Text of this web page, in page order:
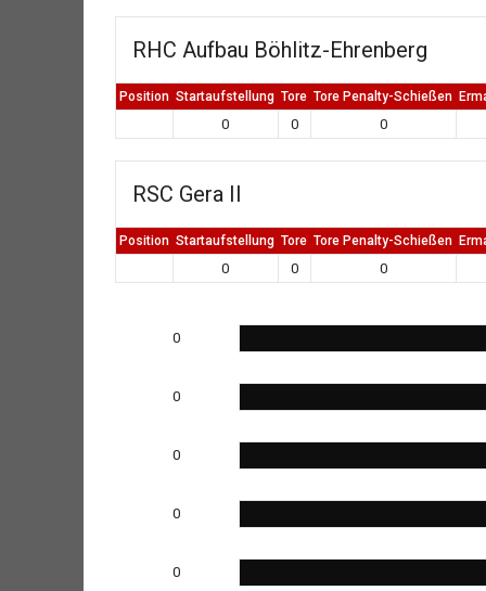
RHC Aufbau Böhlitz-Ehrenberg
Position Startaufstellung Tore Tore Penalty-Schießen
0 0 0
RSC Gera II
Position Startaufstellung Tore Tore Penalty-Schießen
0 0 0
0
0
0
0
0